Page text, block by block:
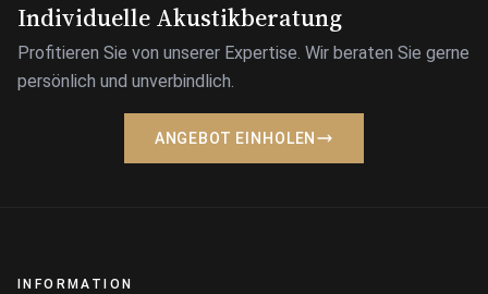
Individuelle Akustikberatung
Profitieren Sie von unserer Expertise. Wir beraten Sie gerne
persönlich und unverbindlich.
ANGEBOT EINHOLEN
INFORMATION